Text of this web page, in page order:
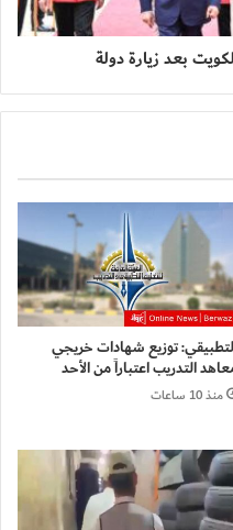
بعد زيارة دولة
توزيع شهادات خريجي
التدريب اعتباراً من الأحد
منذ 10 ساعات